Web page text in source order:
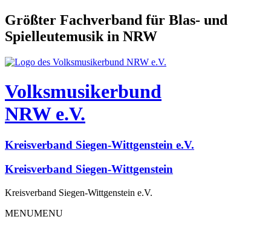
Größter Fachverband für Blas- und
Spielleutemusik in NRW
Volksmusikerbund
NRW e.V.
Kreisverband Siegen-Wittgenstein e.V.
Kreisverband Siegen-Wittgenstein
Kreisverband Siegen-Wittgenstein e.V.
MENUMENU